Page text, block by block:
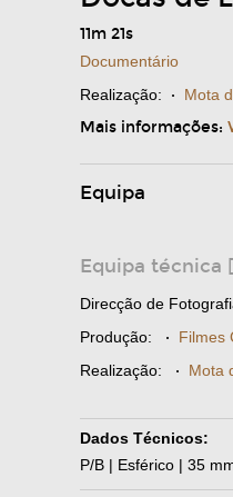
11m 21s
Documentário
Realização: · Mota
Mais informações:
Equipa
Equipa técnica
Direcção de
Produção: · Filmes
Realização: · Mota
Dados Técnicos:
P/B | Esférico | 35